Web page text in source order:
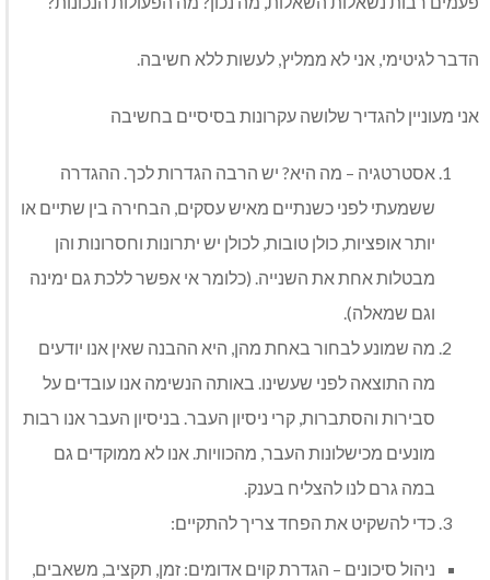
הדבר לגיטימי, אני לא ממליץ, לעשות ללא חשיבה.
אני מעוניין להגדיר שלושה עקרונות בסיסיים בחשיבה
אסטרטגיה – מה היא? יש הרבה הגדרות לכך. ההגדרה
ששמעתי לפני כשנתיים מאיש עסקים, הבחירה בין שתיים או
יותר אופציות, כולן טובות, לכולן יש יתרונות וחסרונות והן
מבטלות אחת את השנייה. (כלומר אי אפשר ללכת גם ימינה
וגם שמאלה).
מה שמונע לבחור באחת מהן, היא ההבנה שאין אנו יודעים
מה התוצאה לפני שעשינו. באותה הנשימה אנו עובדים על
סבירות והסתברות, קרי ניסיון העבר. בניסיון העבר אנו רבות
מונעים מכישלונות העבר, מהכוויות. אנו לא ממוקדים גם
במה גרם לנו להצליח בענק.
כדי להשקיט את הפחד צריך להתקיים:
ניהול סיכונים – הגדרת קוים אדומים: זמן, תקציב, משאבים,